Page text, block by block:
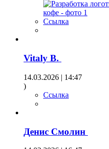
Ссылка
Vitaly B.
14.03.2026 | 14:47
)
Ссылка
Денис Смолин